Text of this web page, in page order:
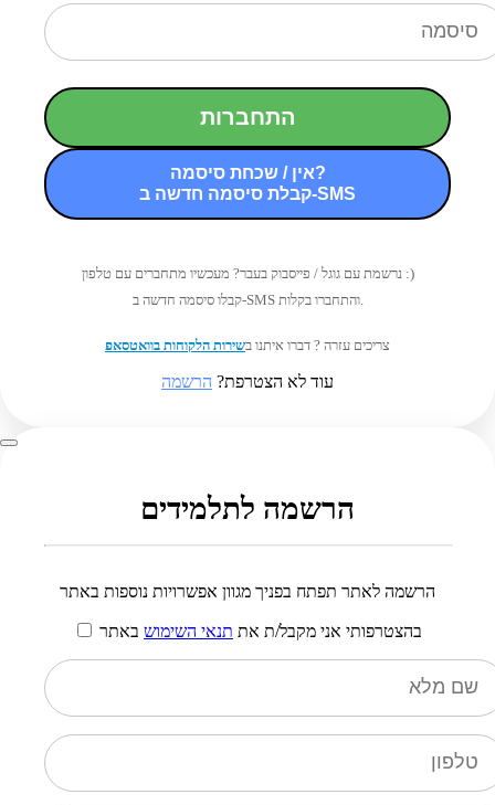
התחברות
אין / שכחת סיסמה?
קבלת סיסמה חדשה ב-SMS
נרשמת עם גוגל / פייסבוק בעבר? מעכשיו מתחברים עם טלפון :)
קבלו סיסמה חדשה ב-SMS והתחברו בקלות.
צריכים עזרה ? דברו איתנו בשירות הלקוחות בוואטסאפ
עוד לא הצטרפת? הרשמה
הרשמה לתלמידים
הרשמה לאתר תפתח בפניך מגוון אפשרויות נוספות באתר
בהצטרפותי אני מקבל/ת את תנאי השימוש באתר